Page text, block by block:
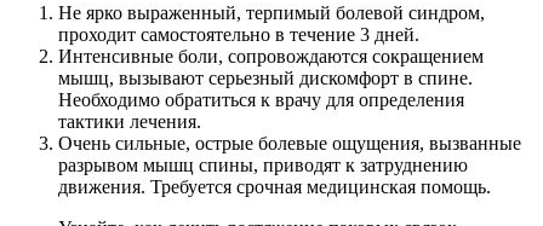
Не ярко выраженный, терпимый болевой синдром,
проходит самостоятельно в течение 3 дней.
Интенсивные боли, сопровождаются сокращением
мышц, вызывают серьезный дискомфорт в спине.
Необходимо обратиться к врачу для определения
тактики лечения.
Очень сильные, острые болевые ощущения, вызванные
разрывом мышц спины, приводят к затруднению
движения. Требуется срочная медицинская помощь.